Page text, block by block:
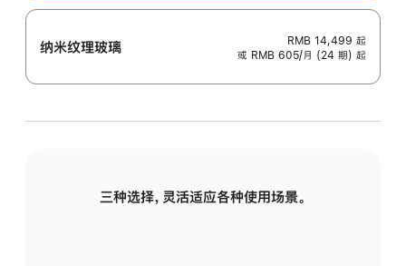
纳米纹理玻璃 RMB 14,499 起
或 RMB 605/月 (24 期) 起
三种选择，灵活适应各种使用场景。